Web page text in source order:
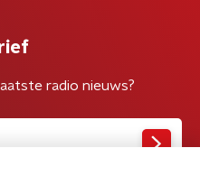
radio nieuws?